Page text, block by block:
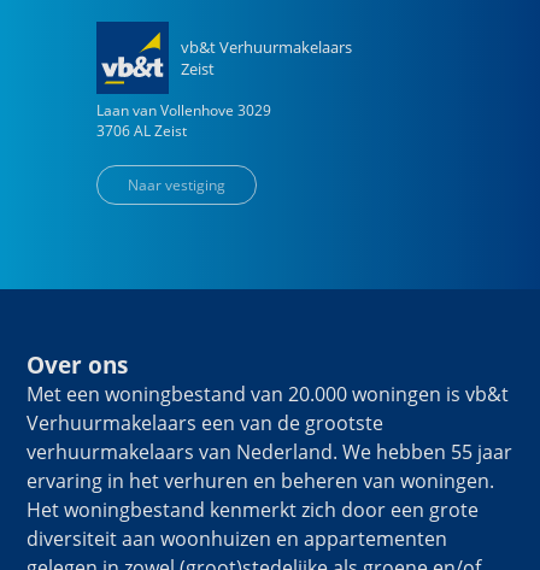
vb&t Verhuurmakelaars
Zeist
Laan van Vollenhove 3029
3706 AL Zeist
Naar vestiging
Over ons
Met een woningbestand van 20.000 woningen is vb&t
Verhuurmakelaars een van de grootste
verhuurmakelaars van Nederland. We hebben 55 jaar
ervaring in het verhuren en beheren van woningen.
Het woningbestand kenmerkt zich door een grote
diversiteit aan woonhuizen en appartementen